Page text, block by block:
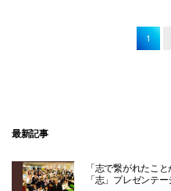
1
最新記事
「志で繋がれたこ
「志」プレゼンテ